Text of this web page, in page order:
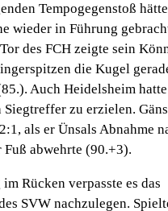
Tempogegenstoß
wieder in Führung
des FCH zeigte sein
die Kugel
Auch Heidelsheim
zu erzielen.
als er Ünsals Abnahme
abwehrte (90.+3).
Rücken verpasste es das
SVW nachzulegen.